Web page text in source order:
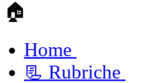
🏠
Home
📃 Rubriche